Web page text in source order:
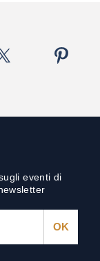
eventi di